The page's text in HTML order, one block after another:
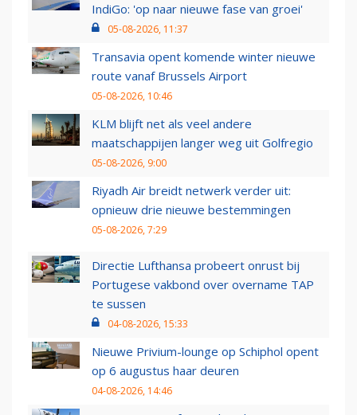
IndiGo: 'op naar nieuwe fase van groei'
05-08-2026, 11:37
Transavia opent komende winter nieuwe
route vanaf Brussels Airport
05-08-2026, 10:46
KLM blijft net als veel andere
maatschappijen langer weg uit Golfregio
05-08-2026, 9:00
Riyadh Air breidt netwerk verder uit:
opnieuw drie nieuwe bestemmingen
05-08-2026, 7:29
Directie Lufthansa probeert onrust bij
Portugese vakbond over overname TAP
te sussen
04-08-2026, 15:33
Nieuwe Privium-lounge op Schiphol opent
op 6 augustus haar deuren
04-08-2026, 14:46